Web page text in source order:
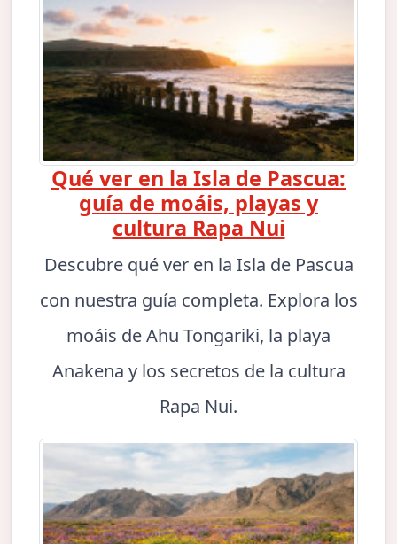
Qué ver en la Isla de Pascua:
guía de moáis, playas y
cultura Rapa Nui
Descubre qué ver en la Isla de Pascua
con nuestra guía completa. Explora los
moáis de Ahu Tongariki, la playa
Anakena y los secretos de la cultura
Rapa Nui.